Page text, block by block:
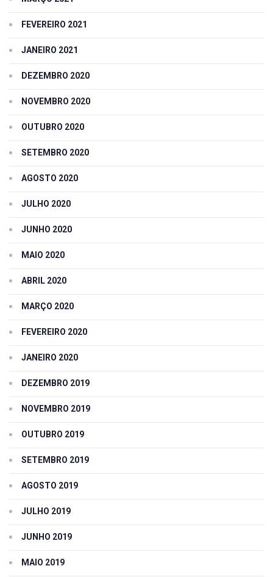
FEVEREIRO 2021
JANEIRO 2021
DEZEMBRO 2020
NOVEMBRO 2020
OUTUBRO 2020
SETEMBRO 2020
AGOSTO 2020
JULHO 2020
JUNHO 2020
MAIO 2020
ABRIL 2020
MARÇO 2020
FEVEREIRO 2020
JANEIRO 2020
DEZEMBRO 2019
NOVEMBRO 2019
OUTUBRO 2019
SETEMBRO 2019
AGOSTO 2019
JULHO 2019
JUNHO 2019
MAIO 2019